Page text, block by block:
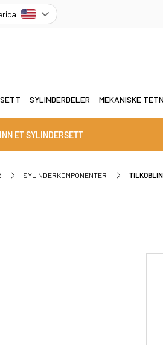
SYLINDERDELER MEKANISKE
ET SYLINDERSETT
SYLINDERKOMPONENTER